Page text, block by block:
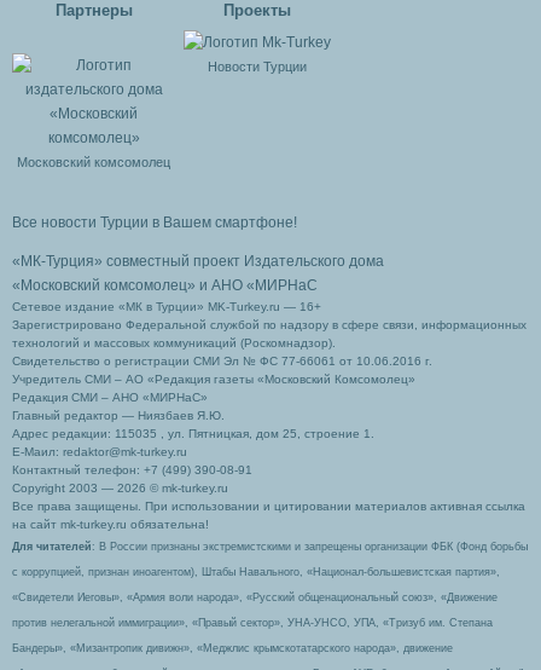
Партнеры
Московский комсомолец
Проекты
Новости Турции
Все новости Турции в Вашем смартфоне!
«МК-Турция» совместный проект Издательского дома
«Московский комсомолец» и АНО «МИРНаС
Сетевое издание «МК в Турции» MK-Turkey.ru — 16+
Зарегистрировано Федеральной службой по надзору в сфере связи, информационных
технологий и массовых коммуникаций (Роскомнадзор).
Свидетельство о регистрации СМИ Эл № ФС 77-66061 от 10.06.2016 г.
Учредитель СМИ – АО «Редакция газеты «Московский Комсомолец»
Редакция СМИ – АНО «МИРНаС»
Главный редактор — Ниязбаев Я.Ю.
Адрес редакции: 115035 , ул. Пятницкая, дом 25, строение 1.
Е-Маил: redaktor@mk-turkey.ru
Контактный телефон: +7 (499) 390-08-91
Copyright 2003 — 2026 © mk-turkey.ru
Все права защищены. При использовании и цитировании материалов активная ссылка
на сайт mk-turkey.ru обязательна!
Для читателей : В России признаны экстремистскими и запрещены организации ФБК (Фонд борьбы
с коррупцией, признан иноагентом), Штабы Навального, «Национал-большевистская партия»,
«Свидетели Иеговы», «Армия воли народа», «Русский общенациональный союз», «Движение
против нелегальной иммиграции», «Правый сектор», УНА-УНСО, УПА, «Тризуб им. Степана
Бандеры», «Мизантропик дивижн», «Меджлис крымскотатарского народа», движение